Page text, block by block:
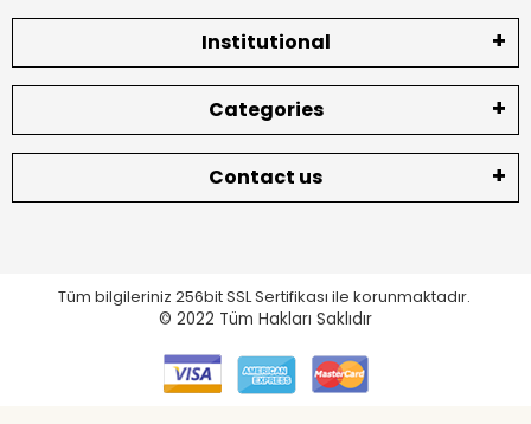
Institutional
Categories
Contact us
Tüm bilgileriniz 256bit SSL Sertifikası ile korunmaktadır.
© 2022 Tüm Hakları Saklıdır